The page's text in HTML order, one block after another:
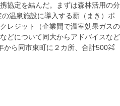
協定を結んだ。まずは森林活用の分
温泉施設に導入する薪（まき）ボ
レジット（企業間で温室効果ガスの
どについて同大からアドバイスなど
から同市東町に２カ所、合計500㌶